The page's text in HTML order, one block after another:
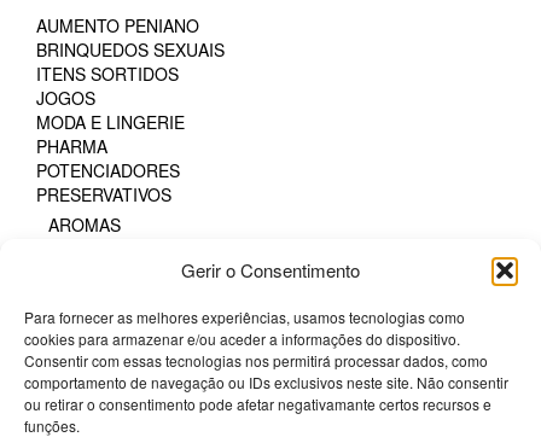
Gerir o Consentimento
Para fornecer as melhores experiências, usamos tecnologias como
cookies para armazenar e/ou aceder a informações do dispositivo.
Consentir com essas tecnologias nos permitirá processar dados, como
comportamento de navegação ou IDs exclusivos neste site. Não consentir
ou retirar o consentimento pode afetar negativamante certos recursos e
funções.
AUMENTO PENIANO
BRINQUEDOS SEXUAIS
ITENS SORTIDOS
JOGOS
MODA E LINGERIE
PHARMA
POTENCIADORES
PRESERVATIVOS
AROMAS
FAIXA DE PRAZER PROLONGADA
PARA MULHERES
PROTEÇÃO SEXUAL ORAL
SEM LÁTEX
TODOS OS TAMANHOS
TODOS OS TAMANHOS DE CAIXA